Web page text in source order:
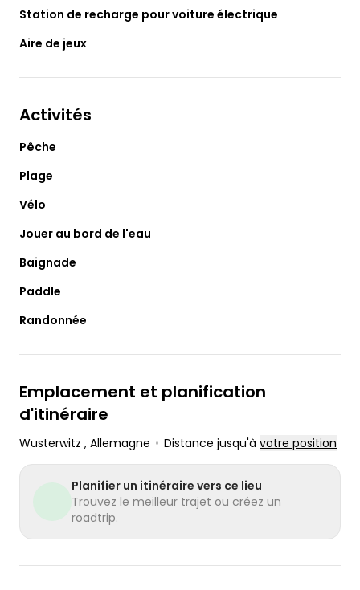
Station de recharge pour voiture électrique
Aire de jeux
Activités
Pêche
Plage
Vélo
Jouer au bord de l'eau
Baignade
Paddle
Randonnée
Emplacement et planification
d'itinéraire
Wusterwitz , Allemagne • Distance jusqu'à votre position
Planifier un itinéraire vers ce lieu
Trouvez le meilleur trajet ou créez un
roadtrip.